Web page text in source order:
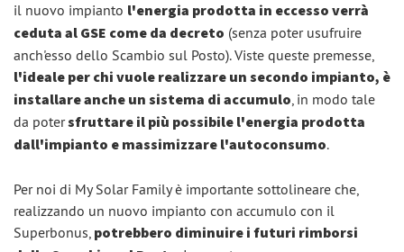
il nuovo impianto l'energia prodotta in eccesso verrà
ceduta al GSE come da decreto (senza poter usufruire
anch'esso dello Scambio sul Posto). Viste queste premesse,
l'ideale per chi vuole realizzare un secondo impianto, è
installare anche un sistema di accumulo, in modo tale
da potersfruttare il più possibile l'energia prodotta
dall'impianto e massimizzare l'autoconsumo.
Per noi di My Solar Family è importante sottolineare che,
realizzando un nuovo impianto con accumulo con il
Superbonus, potrebbero diminuire i futuri rimborsi